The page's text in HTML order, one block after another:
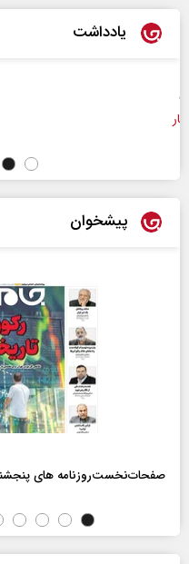
یادداشت
چرایی
دکتر
پیشخوان
صفحات‌نخست‌روزنامه ها‌ی پنجشنبه‌۱۵